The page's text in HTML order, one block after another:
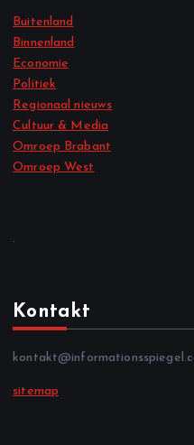
Buitenland
Binnenland
Economie
Politiek
Regionaal nieuws
Cultuur & Media
Omroep Brabant
Omroep West
.
Kontakt
sitemap